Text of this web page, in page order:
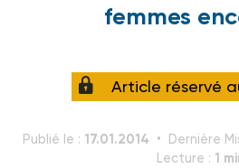
femmes
Article réservé
Publié le : 17.01.2014 Dernière
Lecture : 1